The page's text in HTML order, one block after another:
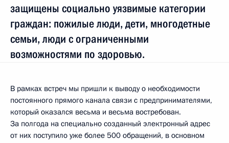
защищены социально уязвимые категории
граждан: пожилые люди, дети, многодетные
семьи, люди с ограниченными
возможностями по здоровью.
В рамках встреч мы пришли к выводу о необходимости
постоянного прямого канала связи с предпринимателями,
который оказался весьма и весьма востребован.
За полгода на специально созданный электронный адрес
от них поступило уже более 500 обращений, в основном